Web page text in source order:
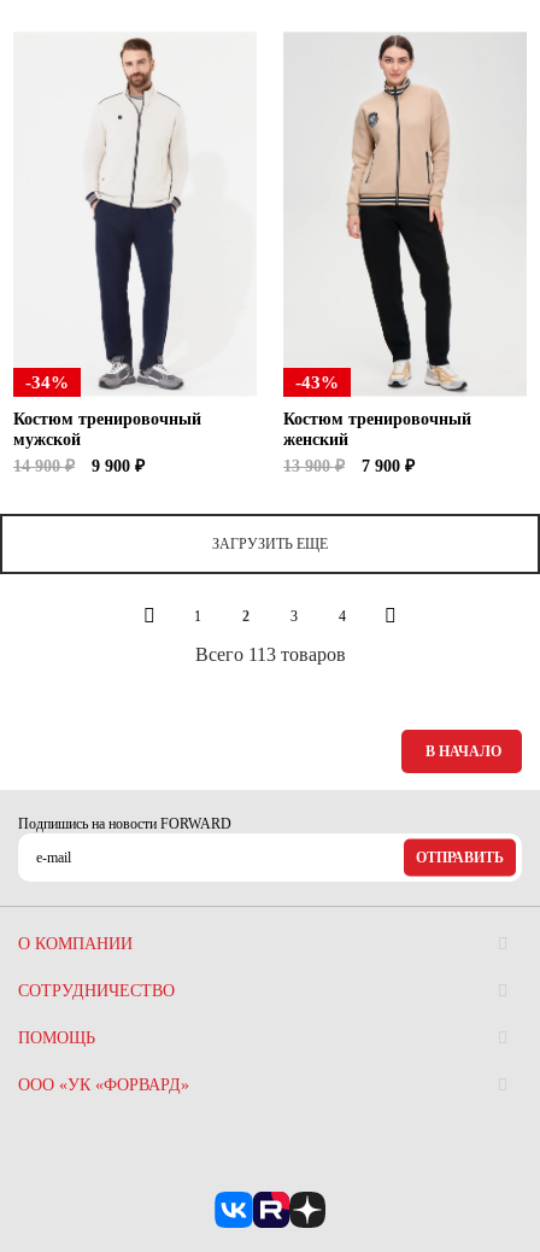
-34%
Костюм тренировочный
мужской
14 900 ₽
9 900 ₽
-43%
Костюм тренировочный
женский
13 900 ₽
7 900 ₽
ЗАГРУЗИТЬ ЕЩЕ
1 2 3 4
Всего 113 товаров
В НАЧАЛО
Подпишись на новости FORWARD
ОТПРАВИТЬ
О КОМПАНИИ
СОТРУДНИЧЕСТВО
ПОМОЩЬ
ООО «УК «ФОРВАРД»